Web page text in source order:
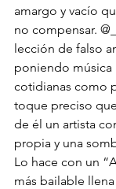
amargo y vacío
no compensar.
lección de falso
poniendo música
cotidianas como
toque preciso
de él un artista
propia y una
Lo hace con un
más bailable